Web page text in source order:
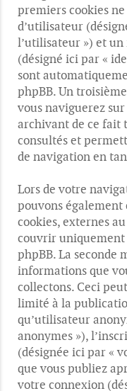
premiers cookies
d’utilisateur
l’utilisateur ») et
(désigné ici par «
sont
phpBB. Un
vous naviguerez
archivant de ce fait
consultés et
de navigation en
Lors de votre
pouvons
cookies, externes
couvrir uniquement
phpBB. La seconde
informations que
collectons. Ceci
limité à la
qu’utilisateur
anonymes »),
(désignée ici par «
que vous publiez
votre connexion